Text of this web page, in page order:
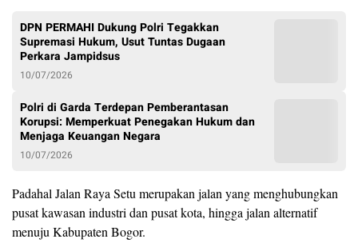
DPN PERMAHI Dukung Polri Tegakkan
Supremasi Hukum, Usut Tuntas Dugaan
Perkara Jampidsus
10/07/2026
Polri di Garda Terdepan Pemberantasan
Korupsi: Memperkuat Penegakan Hukum dan
Menjaga Keuangan Negara
10/07/2026
Padahal Jalan Raya Setu merupakan jalan yang menghubungkan
pusat kawasan industri dan pusat kota, hingga jalan alternatif
menuju Kabupaten Bogor.